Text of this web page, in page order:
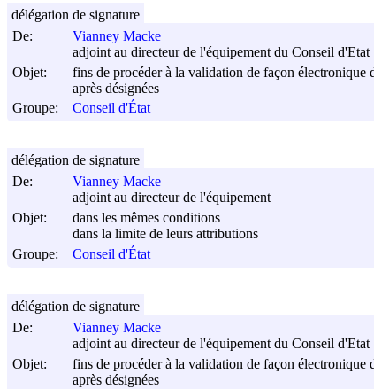
De:
Vianney Macke
adjoint au directeur de l'équipement du Conseil d'Etat
Objet:
fins de procéder à la validation de façon électronique
après désignées
Groupe:
Conseil d'État
délégation de signature
De:
Vianney Macke
adjoint au directeur de l'équipement
Objet:
dans les mêmes conditions
dans la limite de leurs attributions
Groupe:
Conseil d'État
délégation de signature
De:
Vianney Macke
adjoint au directeur de l'équipement du Conseil d'Etat
Objet:
fins de procéder à la validation de façon électronique
après désignées
délégation de signature